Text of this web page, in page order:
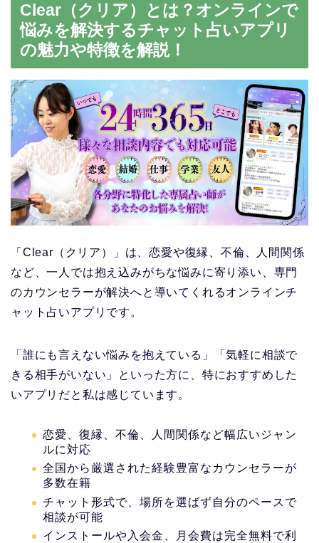
Clear（クリア）とは？オンラインで
悩みを解決するチャット占いアプリ
の魅力や特徴を解説！
「Clear（クリア）」は、恋愛や復縁、不倫、人間関係
など、一人では抱え込みがちな悩みに寄り添い、専門
のカウンセラーが解決へと導いてくれるオンラインチ
ャット占いアプリです。
「誰にも言えない悩みを抱えている」「気軽に相談で
きる相手がいない」といった方に、特におすすめした
いアプリだと私は感じています。
恋愛、復縁、不倫、人間関係など幅広いジャン
ルに対応
全国から厳選された経験豊富なカウンセラーが
多数在籍
チャット形式で、場所を選ばず自分のペースで
相談が可能
インストールや入会金、月会費は完全無料で利